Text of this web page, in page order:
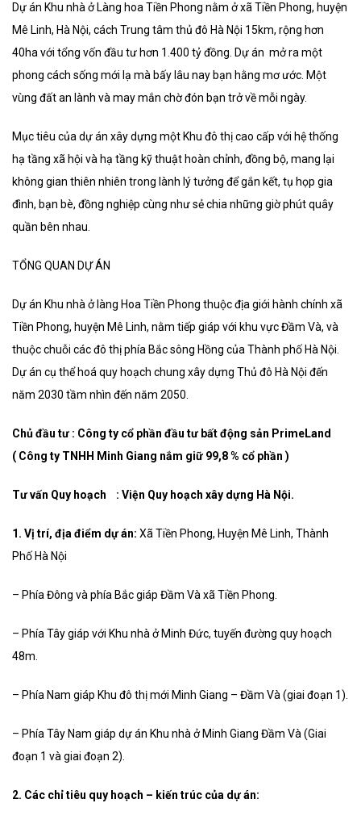
Dự án Khu nhà ở Làng hoa Tiền Phong nằm ở xã Tiền Phong, huyện
Mê Linh, Hà Nội, cách Trung tâm thủ đô Hà Nội 15km, rộng hơn
40ha với tổng vốn đầu tư hơn 1.400 tỷ đồng. Dự án mở ra một
phong cách sống mới lạ mà bấy lâu nay bạn hằng mơ ước. Một
vùng đất an lành và may mắn chờ đón bạn trở về mỗi ngày.
Mục tiêu của dự án xây dựng một Khu đô thị cao cấp với hệ thống
hạ tầng xã hội và hạ tầng kỹ thuật hoàn chỉnh, đồng bộ, mang lại
không gian thiên nhiên trong lành lý tưởng để gắn kết, tụ họp gia
đình, bạn bè, đồng nghiệp cùng như sẻ chia những giờ phút quây
quần bên nhau.
TỔNG QUAN DỰ ÁN
Dự án Khu nhà ở làng Hoa Tiền Phong thuộc địa giới hành chính xã
Tiền Phong, huyện Mê Linh, nằm tiếp giáp với khu vực Đầm Và, và
thuộc chuỗi các đô thị phía Bắc sông Hồng của Thành phố Hà Nội.
Dự án cụ thể hoá quy hoạch chung xây dựng Thủ đô Hà Nội đến
năm 2030 tầm nhìn đến năm 2050.
Chủ đầu tư : Công ty cổ phần đầu tư bất động sản PrimeLand
( Công ty TNHH Minh Giang nắm giữ 99,8 % cổ phần )
Tư vấn Quy hoạch : Viện Quy hoạch xây dựng Hà Nội.
1. Vị trí, địa điểm dự án: Xã Tiền Phong, Huyện Mê Linh, Thành
Phố Hà Nội
– Phía Đông và phía Bắc giáp Đầm Và xã Tiền Phong.
– Phía Tây giáp với Khu nhà ở Minh Đức, tuyến đường quy hoạch
48m.
– Phía Nam giáp Khu đô thị mới Minh Giang – Đầm Và (giai đoạn 1).
– Phía Tây Nam giáp dự án Khu nhà ở Minh Giang Đầm Và (Giai
đoạn 1 và giai đoạn 2).
2. Các chỉ tiêu quy hoạch – kiến trúc của dự án: